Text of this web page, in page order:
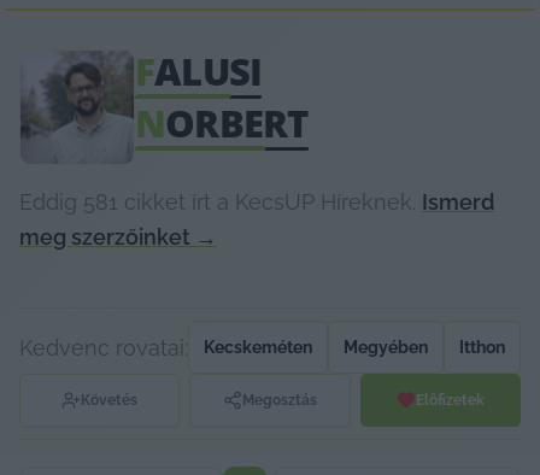
FALUSI
NORBERT
Eddig 581 cikket írt a KecsUP Híreknek. Ismerd
meg szerzőinket →
Kedvenc rovatai: Kecskeméten Megyében Itthon
Követés Megosztás Előfizetek